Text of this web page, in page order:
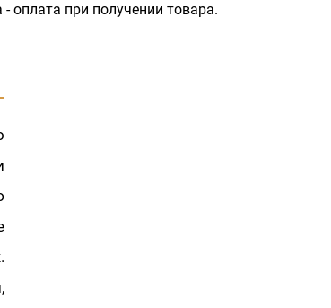
оплата при получении товара.